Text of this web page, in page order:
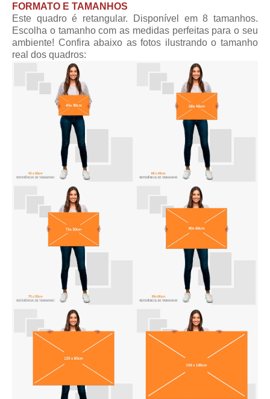
FORMATO E TAMANHOS
Este quadro é retangular. Disponível em 8 tamanhos.
Escolha o tamanho com as medidas perfeitas para o seu
ambiente! Confira abaixo as fotos ilustrando o tamanho
real dos quadros: